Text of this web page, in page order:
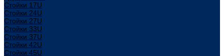
Стойки 17U
Стойки 24U
Стойки 27U
Стойки 33U
Стойки 37U
Стойки 42U
Стойки 45U